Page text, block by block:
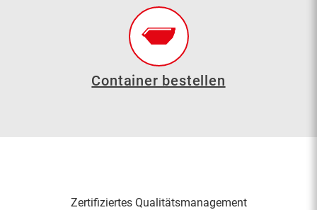
Container bestellen
Zertifiziertes Qualitäts­management